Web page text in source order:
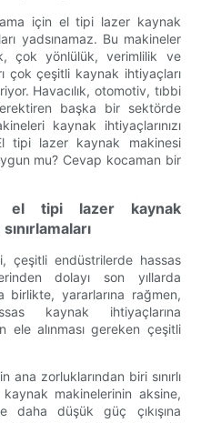
için el tipi lazer kaynak
yadsınamaz. Bu makineler
çok yönlülük, verimlilik ve
çok çeşitli kaynak ihtiyaçları
Havacılık, otomotiv, tıbbi
başka bir sektörde
kaynak ihtiyaçlarınızı
tipi lazer kaynak makinesi
mu? Cevap kocaman bir
el tipi lazer kaynak
çeşitli endüstrilerde hassas
dolayı son yıllarda
birlikte, yararlarına rağmen,
kaynak ihtiyaçlarına
ele alınması gereken çeşitli
zorluklarından biri sınırlı
kaynak makinelerinin aksine,
daha düşük güç çıkışına